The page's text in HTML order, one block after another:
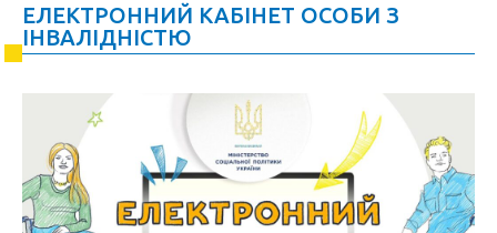
ЕЛЕКТРОННИЙ КАБІНЕТ ОСОБИ З
ІНВАЛІДНІСТЮ